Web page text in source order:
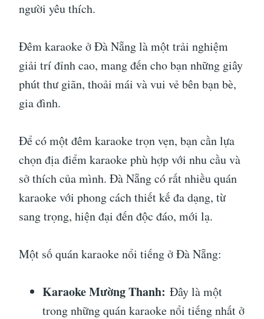
người yêu thích.
Đêm karaoke ở Đà Nẵng là một trải nghiệm
giải trí đỉnh cao, mang đến cho bạn những giây
phút thư giãn, thoải mái và vui vẻ bên bạn bè,
gia đình.
Để có một đêm karaoke trọn vẹn, bạn cần lựa
chọn địa điểm karaoke phù hợp với nhu cầu và
sở thích của mình. Đà Nẵng có rất nhiều quán
karaoke với phong cách thiết kế đa dạng, từ
sang trọng, hiện đại đến độc đáo, mới lạ.
Một số quán karaoke nổi tiếng ở Đà Nẵng:
Karaoke Mường Thanh: Đây là một
trong những quán karaoke nổi tiếng nhất ở